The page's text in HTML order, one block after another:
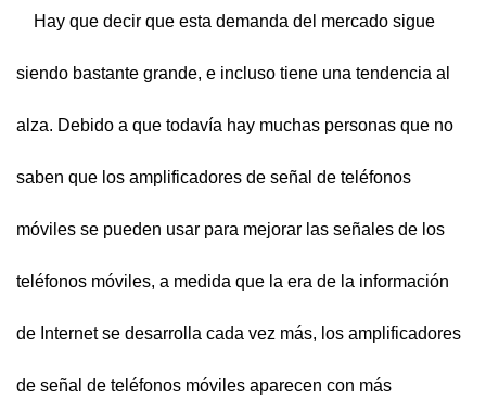
Hay que decir que esta demanda del mercado sigue
siendo bastante grande, e incluso tiene una tendencia al
alza. Debido a que todavía hay muchas personas que no
saben que los amplificadores de señal de teléfonos
móviles se pueden usar para mejorar las señales de los
teléfonos móviles, a medida que la era de la información
de Internet se desarrolla cada vez más, los amplificadores
de señal de teléfonos móviles aparecen con más